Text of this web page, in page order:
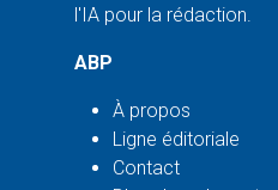
l'IA pour la rédaction.
ABP
À propos
Ligne éditoriale
Contact